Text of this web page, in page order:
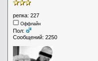
репка: 227
Оффлайн
Пол:
Сообщений: 2250